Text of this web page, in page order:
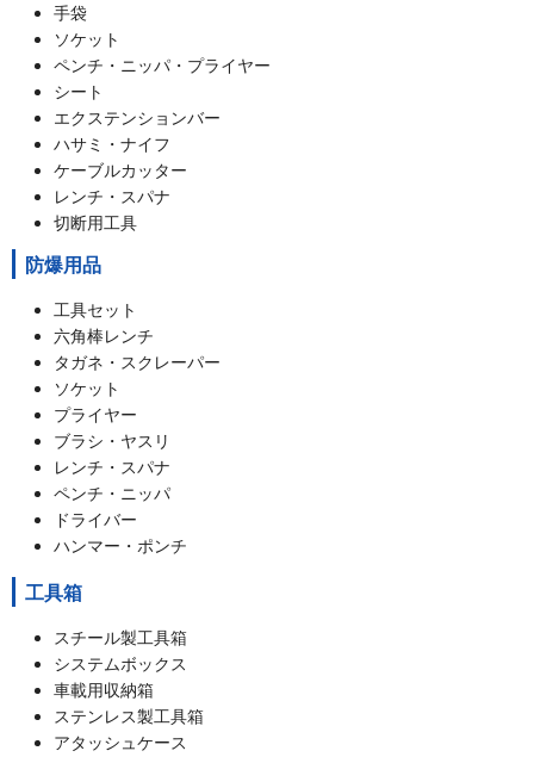
手袋
ソケット
ペンチ・ニッパ・プライヤー
シート
エクステンションバー
ハサミ・ナイフ
ケーブルカッター
レンチ・スパナ
切断用工具
防爆用品
工具セット
六角棒レンチ
タガネ・スクレーパー
ソケット
プライヤー
ブラシ・ヤスリ
レンチ・スパナ
ペンチ・ニッパ
ドライバー
ハンマー・ポンチ
工具箱
スチール製工具箱
システムボックス
車載用収納箱
ステンレス製工具箱
アタッシュケース